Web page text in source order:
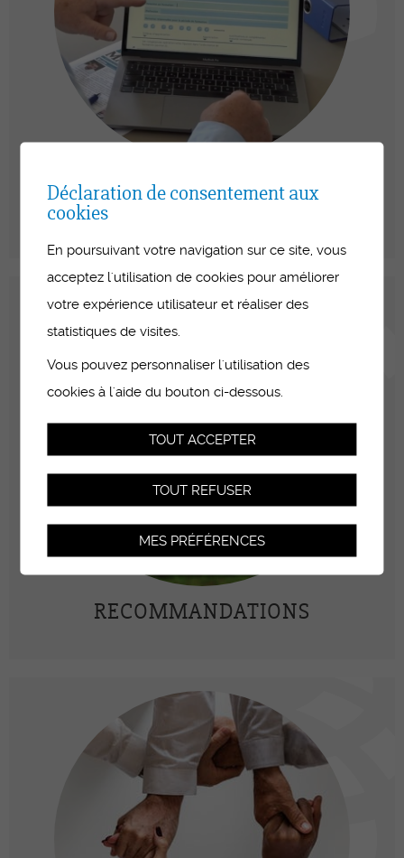
SUIVI DES PERSONNES EN
RECOMMANDATIONS
Déclaration de consentement aux
cookies
En poursuivant votre navigation sur ce site, vous
acceptez l'utilisation de cookies pour améliorer
votre expérience utilisateur et réaliser des
statistiques de visites.
Vous pouvez personnaliser l'utilisation des
cookies à l'aide du bouton ci-dessous.
TOUT ACCEPTER
TOUT REFUSER
MES PRÉFÉRENCES